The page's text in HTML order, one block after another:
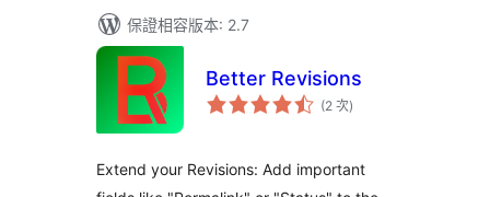
保證相容版本: 2.7
Better Revisions
(2 次評
分)
Extend your Revisions: Add important